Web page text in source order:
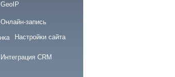
GeoIP
Онлайн-запись
Настройки сайта
Интеграция CRM